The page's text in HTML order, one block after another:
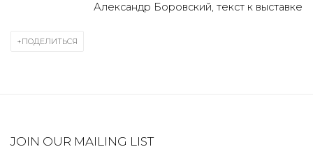
Александр Боровский, текст к выставке
ПОДЕЛИТЬСЯ
JOIN OUR MAILING LIST